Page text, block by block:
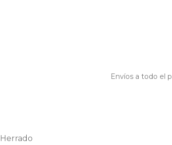
Envíos a todo el
Herrado